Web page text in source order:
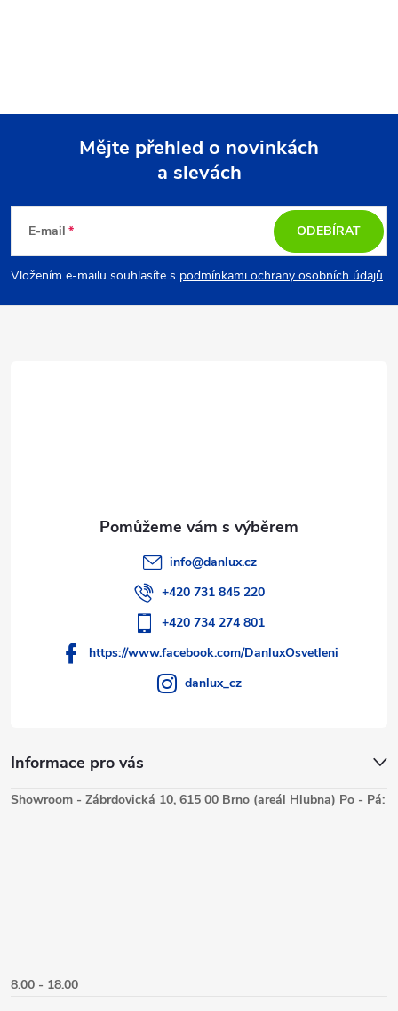
p
a
Mějte přehled o novinkách
a slevách
E-mail
Vložením e-mailu souhlasíte s podmínkami ochrany osobních údajů
ODEBÍRAT
Informace pro vás
info@danlux.cz
+420 731 845 220
+420 734 274 801
https://www.facebook.com/DanluxOsvetleni
danlux_cz
Showroom - Zábrdovická 10, 615 00 Brno (areál Hlubna) Po - Pá:
8.00 - 18.00